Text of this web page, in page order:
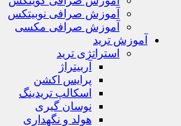
آموزش صرافی نوبیتکس
آموزش صرافی مکسی
آموزش ترید
استراتژی‌ ترید
آربیتراژ
پرایس اکشن
اسکالپ تریدینگ
نوسان گیری
هولد و نگهداری